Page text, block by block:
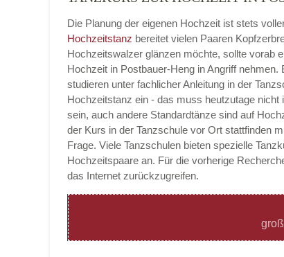
Telefonnummer
E-Mail-Adresse
Die Planung der eigenen Hochzeit ist stets
Hochzeitstanz bereitet vielen Paaren
Hochzeitswalzer glänzen möchte, sollte vorab
Hochzeit in Postbauer-Heng in Angriff nehmen.
studieren unter fachlicher Anleitung in der
Hochzeitstanz ein - das muss heutzutage nicht
sein, auch andere Standardtänze sind auf
der Kurs in der Tanzschule vor Ort stattfinden
Frage. Viele Tanzschulen bieten spezielle
Hochzeitspaare an. Für die vorherige
das Internet zurückzugreifen.